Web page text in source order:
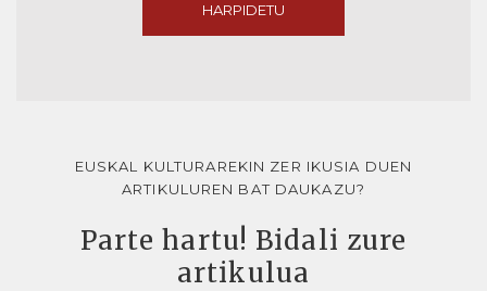
HARPIDETU
EUSKAL KULTURAREKIN ZER IKUSIA DUEN
ARTIKULUREN BAT DAUKAZU?
Parte hartu! Bidali zure
artikulua